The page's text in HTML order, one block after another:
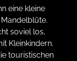
eine kleine
soviel los,
Kleinkindern.
touristischen